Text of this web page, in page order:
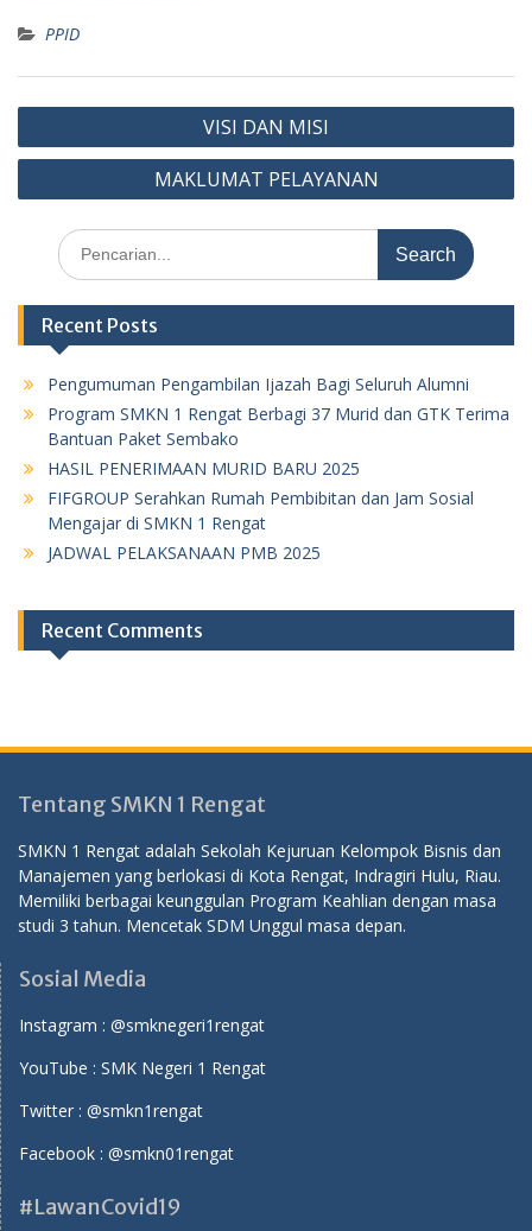
PPID
Post
navigation
VISI DAN MISI
MAKLUMAT PELAYANAN
Search
for:
Recent Posts
Pengumuman Pengambilan Ijazah Bagi Seluruh Alumni
Program SMKN 1 Rengat Berbagi 37 Murid dan GTK Terima
Bantuan Paket Sembako
HASIL PENERIMAAN MURID BARU 2025
FIFGROUP Serahkan Rumah Pembibitan dan Jam Sosial
Mengajar di SMKN 1 Rengat
JADWAL PELAKSANAAN PMB 2025
Recent Comments
Tentang SMKN 1 Rengat
SMKN 1 Rengat adalah Sekolah Kejuruan Kelompok Bisnis dan
Manajemen yang berlokasi di Kota Rengat, Indragiri Hulu, Riau.
Memiliki berbagai keunggulan Program Keahlian dengan masa
studi 3 tahun. Mencetak SDM Unggul masa depan.
Sosial Media
Instagram : @smknegeri1rengat
YouTube : SMK Negeri 1 Rengat
Twitter : @smkn1rengat
Facebook : @smkn01rengat
#LawanCovid19